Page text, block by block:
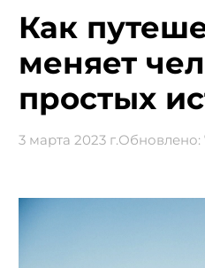
Как
меняет
простых
3 марта 2023 г.Обновлено: